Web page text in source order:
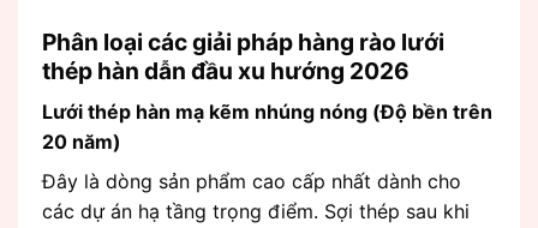
Phân loại các giải pháp hàng rào lưới
thép hàn dẫn đầu xu hướng 2026
Lưới thép hàn mạ kẽm nhúng nóng (Độ bền trên
20 năm)
Đây là dòng sản phẩm cao cấp nhất dành cho
các dự án hạ tầng trọng điểm. Sợi thép sau khi